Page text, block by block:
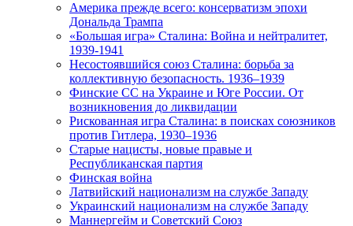
Америка прежде всего: консерватизм эпохи
Дональда Трампа
«Большая игра» Сталина: Война и нейтралитет,
1939-1941
Несостоявшийся союз Сталина: борьба за
коллективную безопасность. 1936–1939
Финские СС на Украине и Юге России. От
возникновения до ликвидации
Рискованная игра Сталина: в поисках союзников
против Гитлера, 1930–1936
Старые нацисты, новые правые и
Республиканская партия
Финская война
Латвийский национализм на службе Западу
Украинский национализм на службе Западу
Маннергейм и Советский Союз